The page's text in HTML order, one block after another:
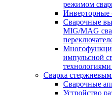
режимом
Инверторные
Сварочные
MIG/MAG
импульсной
Сварка
Сварочные
Устройство